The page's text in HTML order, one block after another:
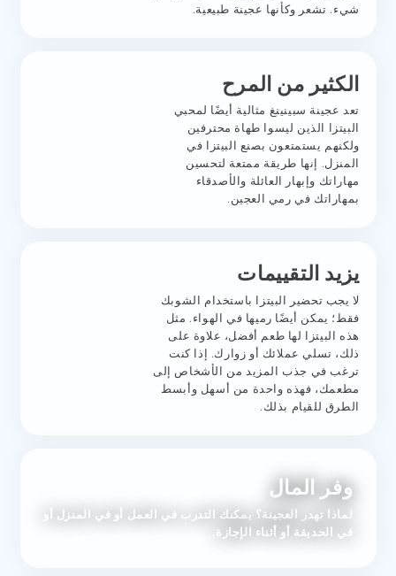
شيء. تشعر وكأنها عجينة طبيعية.
الكثير من المرح
تعد عجينة سبينينغ مثالية أيضًا لمحبي
البيتزا الذين ليسوا طهاة محترفين
ولكنهم يستمتعون بصنع البيتزا في
المنزل. إنها طريقة ممتعة لتحسين
مهاراتك وإبهار العائلة والأصدقاء
بمهاراتك في رمي العجين.
يزيد التقييمات
لا يجب تحضير البيتزا باستخدام الشوبك
فقط؛ يمكن أيضًا رميها في الهواء. مثل
هذه البيتزا لها طعم أفضل، علاوة على
ذلك، تسلي عملائك أو زوارك. إذا كنت
ترغب في جذب المزيد من الأشخاص إلى
مطعمك، فهذه واحدة من أسهل وأبسط
الطرق للقيام بذلك.
وفر المال
لماذا تهدر العجينة؟ يمكنك التدرب في العمل أو في المنزل أو
في الحديقة أو أثناء الإجازة.